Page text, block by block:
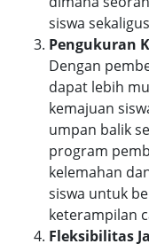
siswa
Pengukuran
Dengan
dapat lebih
kemajuan
umpan balik
program
kelemahan
siswa untuk
keterampilan
Fleksibilitas